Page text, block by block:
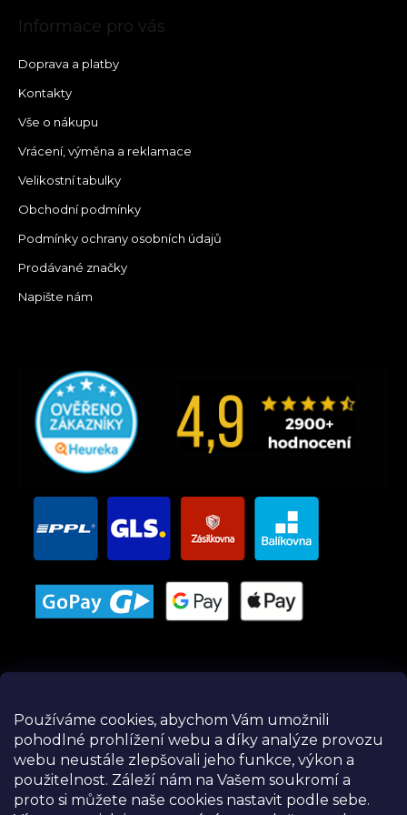
Používáme cookies, abychom Vám umožnili
pohodlné prohlížení webu a díky analýze provozu
webu neustále zlepšovali jeho funkce, výkon a
použitelnost. Záleží nám na Vašem soukromí a
proto si můžete naše cookies nastavit podle sebe.
Informace pro vás
Doprava a platby
Kontakty
Vše o nákupu
Vrácení, výměna a reklamace
Velikostní tabulky
Obchodní podmínky
Podmínky ochrany osobních údajů
Prodávané značky
Napište nám
Instagram